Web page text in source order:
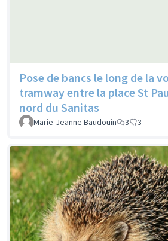
Pose de bancs le long de la
tramway entre la place St
nord du Sanitas
Marie-Jeanne Baudouin 3 3